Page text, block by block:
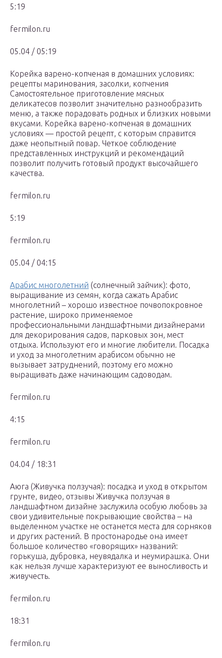
5:19
fermilon.ru
05.04 / 05:19
Корейка варено-копченая в домашних условиях:
рецепты маринования, засолки, копчения
Самостоятельное приготовление мясных
деликатесов позволит значительно разнообразить
меню, а также порадовать родных и близких новыми
вкусами. Корейка варено-копченая в домашних
условиях — простой рецепт, с которым справится
даже неопытный повар. Четкое соблюдение
представленных инструкций и рекомендаций
позволит получить готовый продукт высочайшего
качества.
fermilon.ru
5:19
fermilon.ru
05.04 / 04:15
Арабис многолетний (солнечный зайчик): фото,
выращивание из семян, когда сажать Арабис
многолетний – хорошо известное почвопокровное
растение, широко применяемое
профессиональными ландшафтными дизайнерами
для декорирования садов, парковых зон, мест
отдыха. Используют его и многие любители. Посадка
и уход за многолетним арабисом обычно не
вызывает затруднений, поэтому его можно
выращивать даже начинающим садоводам.
fermilon.ru
4:15
fermilon.ru
04.04 / 18:31
Аюга (Живучка ползучая): посадка и уход в открытом
грунте, видео, отзывы Живучка ползучая в
ландшафтном дизайне заслужила особую любовь за
свои удивительные покрывающие свойства – на
выделенном участке не останется места для сорняков
и других растений. В простонародье она имеет
большое количество «говорящих» названий:
горькуша, дубровка, неувядалка и неумирашка. Они
как нельзя лучше характеризуют ее выносливость и
живучесть.
fermilon.ru
18:31
fermilon.ru